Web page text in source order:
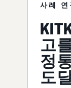
사례 연
고
정
도